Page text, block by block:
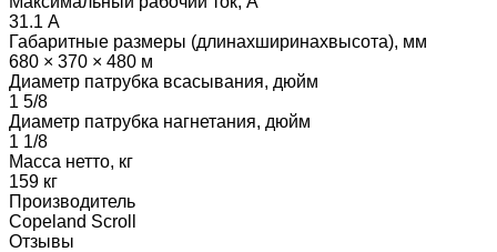
31.1 А
Габаритные размеры (длинаxширинаxвысота), мм
680 × 370 × 480 м
Диаметр патрубка всасывания, дюйм
1 5/8
Диаметр патрубка нагнетания, дюйм
1 1/8
Масса нетто, кг
159 кг
Производитель
Copeland Scroll
Отзывы